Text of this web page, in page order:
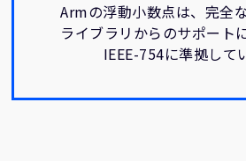
Armの浮動小数点は、完全
ライブラリからのサポート
IEEE-754に準拠して